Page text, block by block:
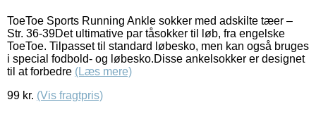
ToeToe Sports Running Ankle sokker med adskilte tæer –
Str. 36-39Det ultimative par tåsokker til løb, fra engelske
ToeToe. Tilpasset til standard løbesko, men kan også bruges
i special fodbold- og løbesko.Disse ankelsokker er designet
til at forbedre (Læs mere)
99 kr. (Vis fragtpris)